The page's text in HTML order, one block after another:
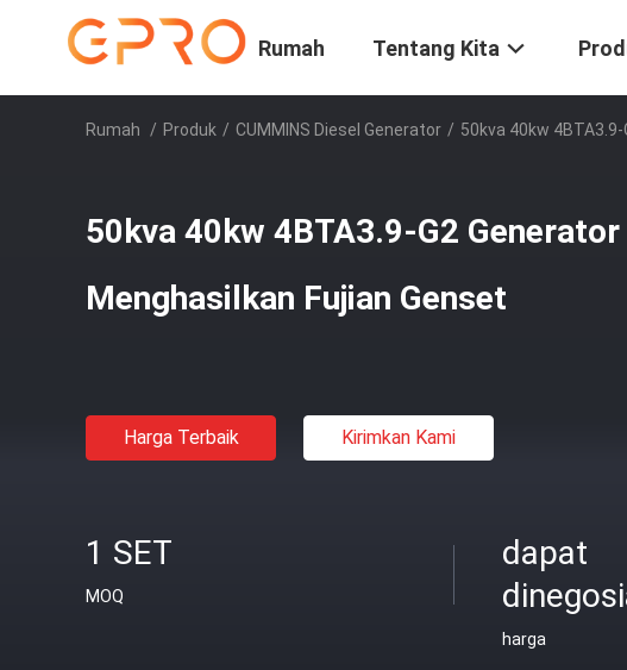
Rumah Tentang Kita
Rumah / Produk / CUMMINS Diesel Generator / 50kva 40kw
50kva 40kw 4BTA3.9-G2
Menghasilkan Fujian Genset
Harga Terbaik Kirimkan Kami
1 SET
MOQ
dapat
harga